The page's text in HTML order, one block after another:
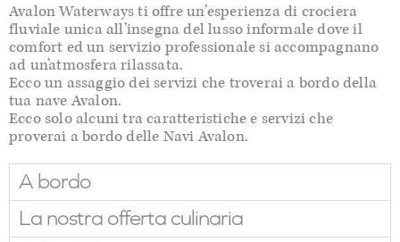
Avalon Waterways ti offre un’esperienza di crociera
fluviale unica all’insegna del lusso informale dove il
comfort ed un servizio professionale si accompagnano
ad un’atmosfera rilassata.
Ecco un assaggio dei servizi che troverai a bordo della
tua nave Avalon.
Ecco solo alcuni tra caratteristiche e servizi che
proverai a bordo delle Navi Avalon.
A bordo
La nostra offerta culinaria